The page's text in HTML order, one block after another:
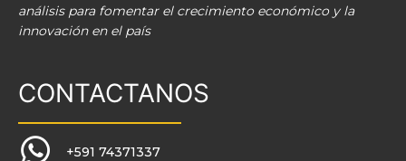
análisis para fomentar el crecimiento económico y la
innovación en el país
CONTACTANOS
+591 74371337